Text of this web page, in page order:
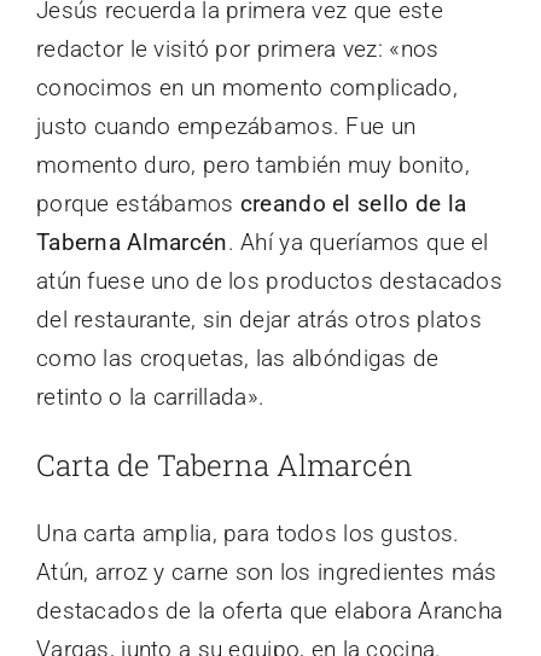
Jesús recuerda la primera vez que este
redactor le visitó por primera vez: «nos
conocimos en un momento complicado,
justo cuando empezábamos. Fue un
momento duro, pero también muy bonito,
porque estábamos creando el sello de la
Taberna Almarcén. Ahí ya queríamos que el
atún fuese uno de los productos destacados
del restaurante, sin dejar atrás otros platos
como las croquetas, las albóndigas de
retinto o la carrillada».
Carta de Taberna Almarcén
Una carta amplia, para todos los gustos.
Atún, arroz y carne son los ingredientes más
destacados de la oferta que elabora Arancha
Vargas, junto a su equipo, en la cocina.